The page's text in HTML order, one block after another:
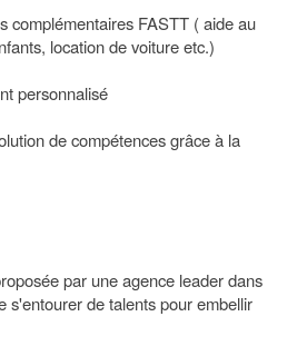
complémentaires FASTT ( aide au
location de voiture etc.)
personnalisé
de compétences grâce à la
par une agence leader dans
s'entourer de talents pour embellir